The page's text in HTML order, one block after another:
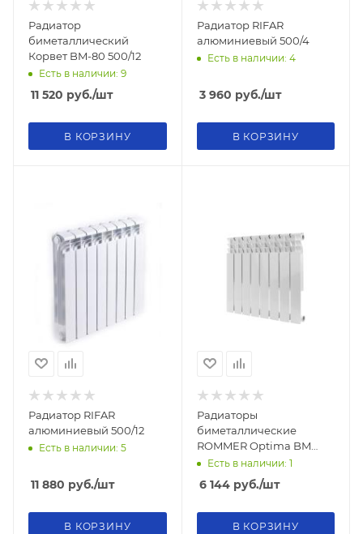
Радиатор
биметаллический
Корвет BM-80 500/12
Есть в наличии: 9
11 520 руб./шт
В КОРЗИНУ
Радиатор RIFAR
алюминиевый 500/4
Есть в наличии: 4
3 960 руб./шт
В КОРЗИНУ
Радиатор RIFAR
алюминиевый 500/12
Есть в наличии: 5
11 880 руб./шт
В КОРЗИНУ
Радиаторы
биметаллические
ROMMER Optima BM
500/80/8
Есть в наличии: 1
6 144руб./шт
В КОРЗИНУ